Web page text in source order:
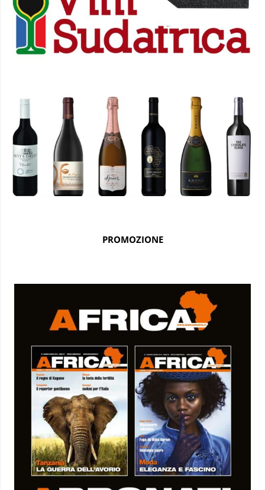
PROMOZIONE